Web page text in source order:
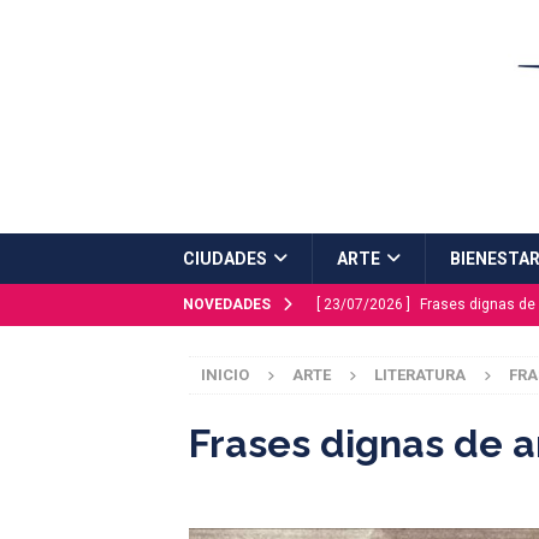
CIUDADES ARTE BIENESTAR
NOVEDADES [ 23/07/2026 ] Frases dignas
ESCAPADAS
[ 16/07/2026 ] Málaga Capital
[ 03/07/2026 ]
INICIO ARTE LITERATURA
Frases dignas de